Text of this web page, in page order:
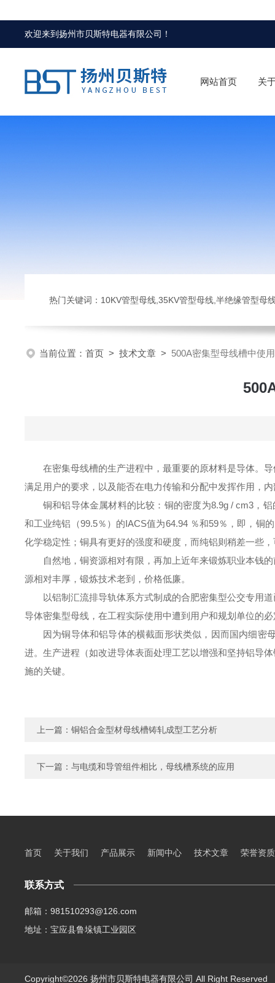
欢迎来到扬州市贝斯特电器有限公司 ！
网站首页 关
热门关键词：10KV管型母线,35KV管型母线,半绝缘管型母
当前位置： 首页 > 技术文章 > 500A密集型母线槽中使
在密集母线槽的生产进程中，最重要的原材料是导体。
满足用户的要求，以及能否在电力传输和分配中发挥作用，
铜和铝导体金属材料的比较：铜的密度为8.9g / cm3，
和工业纯铝（99.5％）的IACS值为64.94 ％和59％，即，铜
化学稳定性；铜具有更好的强度和硬度，而纯铝则稍差一些
自然地，铜资源相对有限，再加上近年来锻炼职业本钱
源相对丰厚，锻炼技术老到，价格低廉。
以铝制汇流排导轨体系方式制成的合肥密集型公交专用
导体密集型母线，在工程实际使用中遭到用户和规划单位的
因为铜导体和铝导体的横截面形状类似，因而国内细密
进。生产进程（如改进导体表面处理工艺以增强和坚持铝导
施的关键。
上一篇： 铜铝合金型材母线槽铸轧成型工艺分析
下一篇： 与电缆和导管组件相比，母线槽系统的应用
首页 关于我们 产品展示 新闻中心 技术文章 荣誉资质
联系方式
邮箱：981510293@126.com
地址：宝应县鲁垛镇工业园区
Copyright©2026 扬州市贝斯特电器有限公司 All Right